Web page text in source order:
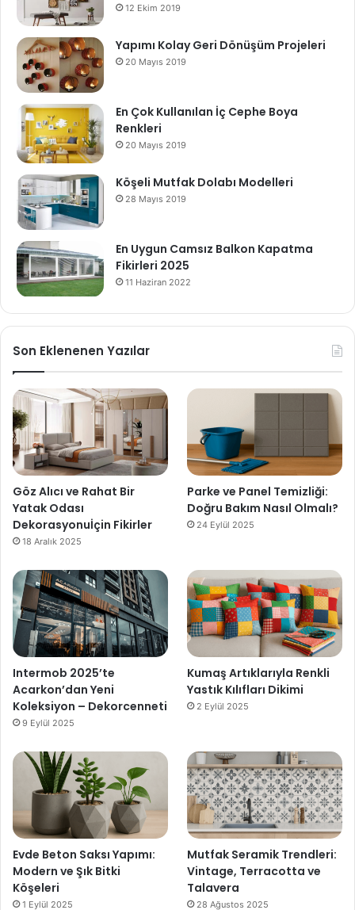
12 Ekim 2019
Yapımı Kolay Geri Dönüşüm Projeleri
20 Mayıs 2019
En Çok Kullanılan İç Cephe Boya
Renkleri
20 Mayıs 2019
Köşeli Mutfak Dolabı Modelleri
28 Mayıs 2019
En Uygun Camsız Balkon Kapatma
Fikirleri 2025
11 Haziran 2022
Son Eklenenen Yazılar
Göz Alıcı ve Rahat Bir
Yatak Odası
Dekorasyonuİçin Fikirler
18 Aralık 2025
Parke ve Panel Temizliği:
Doğru Bakım Nasıl Olmalı?
24 Eylül 2025
Intermob 2025’te
Acarkon’dan Yeni
Koleksiyon – Dekorcenneti
9 Eylül 2025
Kumaş Artıklarıyla Renkli
Yastık Kılıfları Dikimi
2 Eylül 2025
Evde Beton Saksı Yapımı:
Modern ve Şık Bitki
Köşeleri
1 Eylül 2025
Mutfak Seramik Trendleri:
Vintage, Terracotta ve
Talavera
28 Ağustos 2025